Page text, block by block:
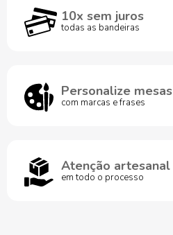
10x sem juros
todas as bandeiras
Personalize mesas
com marcas e frases
Atenção artesanal
em todo o processo